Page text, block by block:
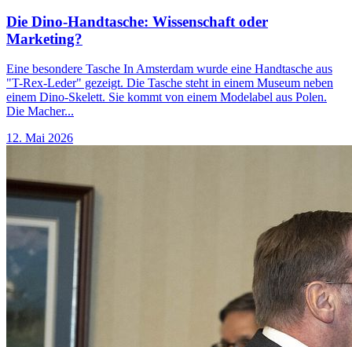
Die Dino-Handtasche: Wissenschaft oder
Marketing?
Eine besondere Tasche In Amsterdam wurde eine Handtasche aus
"T-Rex-Leder" gezeigt. Die Tasche steht in einem Museum neben
einem Dino-Skelett. Sie kommt von einem Modelabel aus Polen.
Die Macher...
12. Mai 2026